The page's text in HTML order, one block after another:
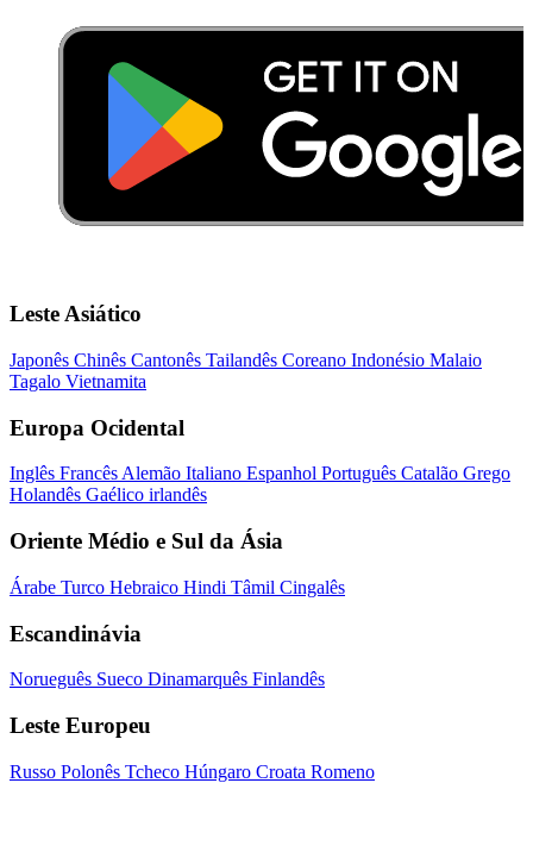
Leste Asiático
Japonês Chinês Cantonês Tailandês Coreano Indonésio Malaio
Tagalo Vietnamita
Europa Ocidental
Inglês FrancêsAlemão Italiano Espanhol Português Catalão Grego
Holandês Gaélico irlandês
Oriente Médio e Sul da Ásia
Árabe Turco Hebraico Hindi Tâmil Cingalês
Escandinávia
Norueguês Sueco Dinamarquês Finlandês
Leste Europeu
Russo Polonês Tcheco Húngaro Croata Romeno